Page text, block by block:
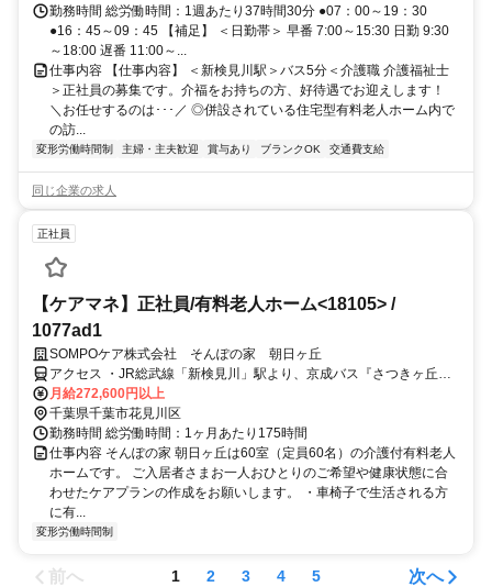
勤務時間 総労働時間：1週あたり37時間30分 ●07：00～19：30
●16：45～09：45 【補足】 ＜日勤帯＞ 早番 7:00～15:30 日勤 9:30
～18:00 遅番 11:00～...
仕事内容 【仕事内容】 ＜新検見川駅＞バス5分＜介護職 介護福祉士
＞正社員の募集です。介福をお持ちの方、好待遇でお迎えします！
＼お任せするのは･･･／ ◎併設されている住宅型有料老人ホーム内で
の訪...
変形労働時間制 主婦・主夫歓迎 賞与あり ブランクOK 交通費支給
同じ企業の求人
正社員
【ケアマネ】正社員/有料老人ホーム<18105> /
1077ad1
SOMPOケア株式会社 そんぽの家 朝日ヶ丘
アクセス ・JR総武線「新検見川」駅より、京成バス『さつきヶ丘団
地』行きで約10分、「畑町ホームランド」バス停から徒歩約3分
月給272,600円以上
千葉県千葉市花見川区
勤務時間 総労働時間：1ヶ月あたり175時間
仕事内容 そんぽの家 朝日ヶ丘は60室（定員60名）の介護付有料老人
ホームです。 ご入居者さまお一人おひとりのご希望や健康状態に合
わせたケアプランの作成をお願いします。 ・車椅子で生活される方
に有...
変形労働時間制
前へ 1 2 3 4 5 次へ